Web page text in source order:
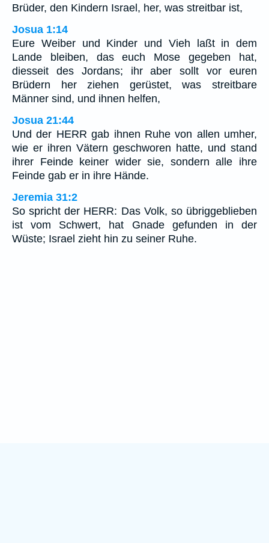
Brüder, den Kindern Israel, her, was streitbar ist,
Josua 1:14
Eure Weiber und Kinder und Vieh laßt in dem
Lande bleiben, das euch Mose gegeben hat,
diesseit des Jordans; ihr aber sollt vor euren
Brüdern her ziehen gerüstet, was streitbare
Männer sind, und ihnen helfen,
Josua 21:44
Und der HERR gab ihnen Ruhe von allen umher,
wie er ihren Vätern geschworen hatte, und stand
ihrer Feinde keiner wider sie, sondern alle ihre
Feinde gab er in ihre Hände.
Jeremia 31:2
So spricht der HERR: Das Volk, so übriggeblieben
ist vom Schwert, hat Gnade gefunden in der
Wüste; Israel zieht hin zu seiner Ruhe.